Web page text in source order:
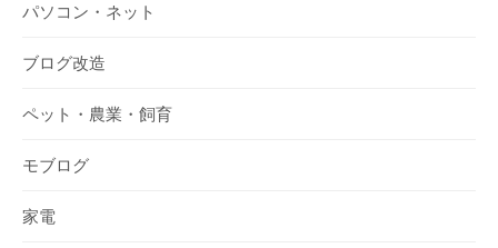
パソコン・ネット
ブログ改造
ペット・農業・飼育
モブログ
家電